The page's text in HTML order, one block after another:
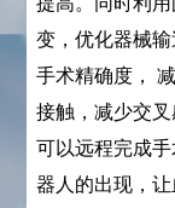
变，优化器械
手术精确度，
接触，减少交
可以远程完成
器人的出现，